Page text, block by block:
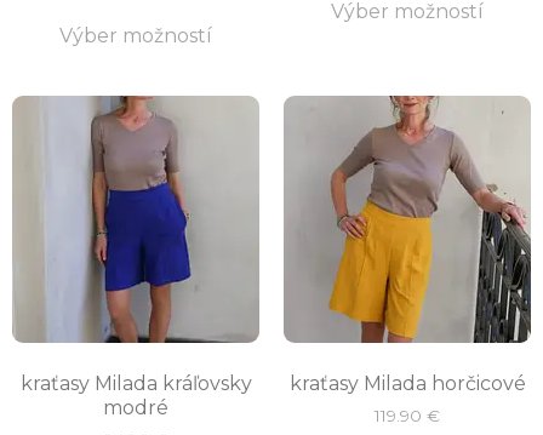
Výber možností
Výber možností
kraťasy Milada kráľovsky
modré
kraťasy Milada horčicové
119.90 €